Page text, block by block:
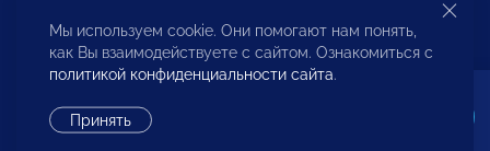
Бюро по защите прав предпринимателей и
инвесторов
Мы используем cookie. Они помогают нам понять,
как Вы взаимодействуете с сайтом. Ознакомиться с
политикой конфиденциальности сайта.
Принять